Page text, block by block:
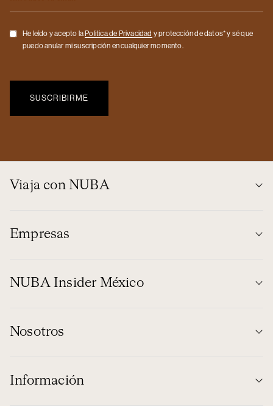
Checkbox
He leído y acepto la Politica de Privacidad y protección de datos* y sé que
puedo anular mi suscripción en cualquier momento.
Viaja con NUBA
Empresas
NUBA Insider México
Nosotros
Información